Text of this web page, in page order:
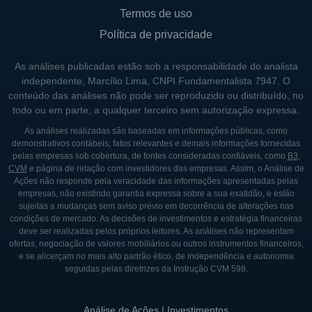
potencial de valorização e rentabilidade, a
KBAL consegue operar de maneira eficaz,
investidores e a satisfação para seus
inquilinos.
A diversificação do portfólio da KBAL
também é uma estratégia eficaz para reduzir
riscos. Ao operar em múltiplas localizações e
focar em diferentes segmentos de mercado,
a empresa minimiza a exposição a quaisquer
fatores adversos que possam afetar um
único mercado ou tipo de imóvel. Essa
abordagem contribui para sua estabilidade
financeira e capacidade de crescer
Termos de uso
Política de privacidade
As análises publicadas estão sob a responsabilidade do analista
independente, Marcílio Lima, CNPI Fundamentalista 7947. O
conteúdo das análises não pode ser reproduzido ou distribuído, no
todo ou em parte, a qualquer terceiro sem autorização expressa.
As análises realizadas são baseadas em informações públicas, como
demonstrativos contábeis, fatos relevantes e demais informações fornecidas
pelas empresas sob cobertura, de fontes consideradas confiáveis, como B3,
CVM e página de relação com investidores das empresas. Assim, o Análise de
Ações não responde pela veracidade das informações apresentadas pelas
empresas, não existindo garantia expressa sobre a sua exatidão, e estão
sujeitas a mudanças sem aviso prévio em decorrência de alterações nas
condições de mercado. As decisões de investimentos e estratégia financeiras
deve ser realizadas pelos próprios leitores. As análises não representam
ofertas, negociação de valores mobiliários ou outros instrumentos financeiros,
e se alicerçam no mais alto padrão ético, de independência e autonomia
seguidas pelas diretrizes da Instrução CVM 598.